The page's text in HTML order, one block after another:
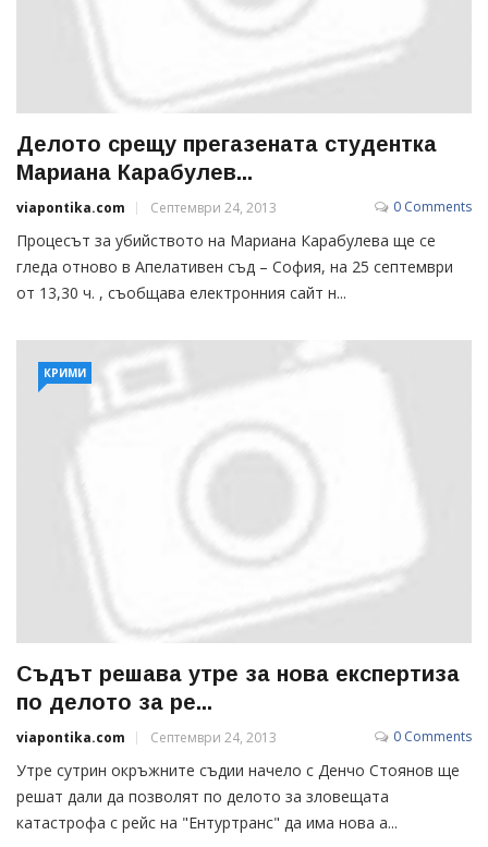
Делото срещу прегазената студентка
Мариана Карабулев...
viapontika.com Септември 24, 2013 0 Comments
Процесът за убийството на Мариана Карабулева ще се
гледа отново в Апелативен съд – София, на 25 септември
от 13,30 ч. , съобщава електронния сайт н...
КРИМИ
Съдът решава утре за нова експертиза
по делото за ре...
viapontika.com Септември 24, 2013 0 Comments
Утре сутрин окръжните съдии начело с Денчо Стоянов ще
решат дали да позволят по делото за зловещата
катастрофа с рейс на "Ентуртранс" да има нова а...